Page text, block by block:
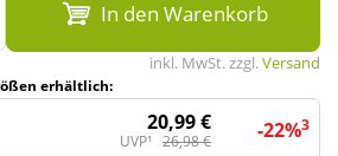
In den Warenkorb
inkl. MwSt. zzgl.Versand
erhältlich:
20,99 €
UVP¹ 26,98 € -22%3